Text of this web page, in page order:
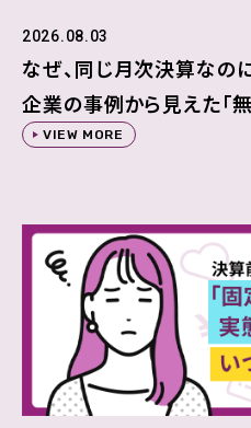
2026.08.03
なぜ、同じ月次決算なの
企業の事例から見えた「
通点VIEW MORE